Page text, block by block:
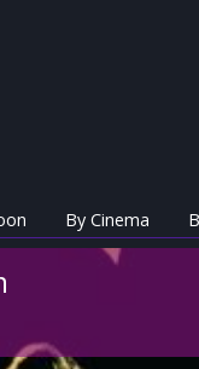
By Cinema